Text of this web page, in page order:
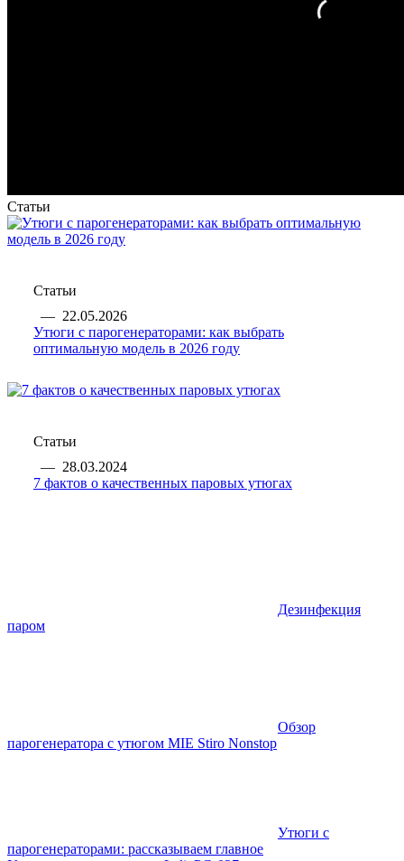
Статьи
Статьи
— 22.05.2026
Утюги с парогенераторами: как выбрать
оптимальную модель в 2026 году
Статьи
— 28.03.2024
7 фактов о качественных паровых утюгах
Дезинфекция
паром
Обзор
парогенератора с утюгом MIE Stiro Nonstop
Утюги с
парогенераторами: рассказываем главное